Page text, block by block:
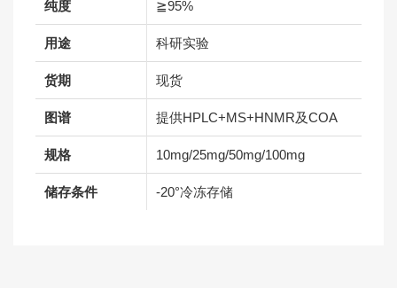
纯度 ≧95%
用途 科研实验
货期 现货
图谱 提供HPLC+MS+HNMR及COA
规格 10mg/25mg/50mg/100mg
储存条件 -20°冷冻存储